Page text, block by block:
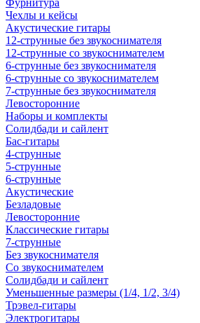
Фурнитура
Чехлы и кейсы
Акустические гитары
12-струнные без звукоснимателя
12-струнные со звукоснимателем
6-струнные без звукоснимателя
6-струнные со звукоснимателем
7-струнные без звукоснимателя
Левосторонние
Наборы и комплекты
Солидбади и сайлент
Бас-гитары
4-струнные
5-струнные
6-струнные
Акустические
Безладовые
Левосторонние
Классические гитары
7-струнные
Без звукоснимателя
Со звукоснимателем
Солидбади и сайлент
Уменьшенные размеры (1/4, 1/2, 3/4)
Трэвел-гитары
Электрогитары